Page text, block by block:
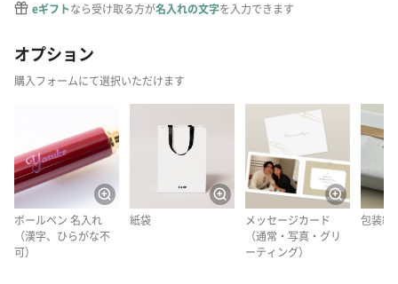
eギフトなら受け取る方が名入れの文字を入力できます
オプション
購入フォームにて選択いただけます
ボールペン 名入れ
（漢字、ひらがな不
可）
紙袋
メッセージカード
（通常・写真・グリ
ーティング）
包装紙